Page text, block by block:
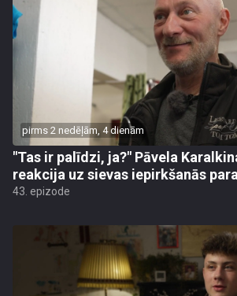
pirms 2 nedēļām, 4 dienām
"Tas ir palīdzi, ja?" Pāvela
reakcija uz sievas iepirkšanās
43. epizode